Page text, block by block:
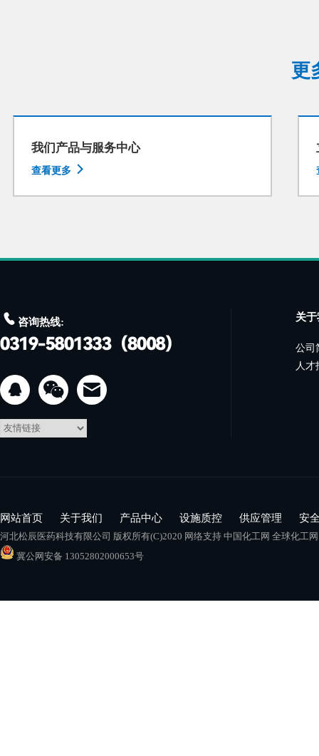
更
我们产品与服务中心
查看更多 
 咨询热线:
 
关
公司
人才
网站首页 关于我们 产品中心 设施质控 供应管理 安
河北松辰医药科技有限公司 版权所有(C)2020 网络支持 中国化工网 全球化工网
冀公网安备 13052802000653号